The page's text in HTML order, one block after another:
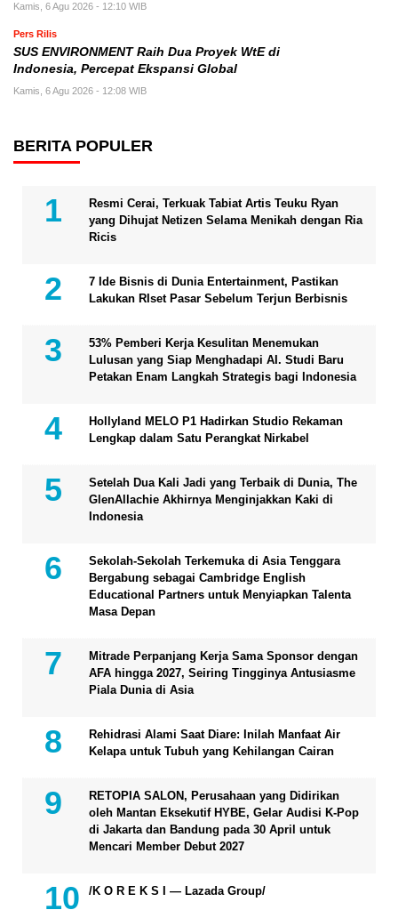
Kamis, 6 Agu 2026 - 12:10 WIB
Pers Rilis
SUS ENVIRONMENT Raih Dua Proyek WtE di
Indonesia, Percepat Ekspansi Global
Kamis, 6 Agu 2026 - 12:08 WIB
BERITA POPULER
Resmi Cerai, Terkuak Tabiat Artis Teuku Ryan
yang Dihujat Netizen Selama Menikah dengan Ria
Ricis
7 Ide Bisnis di Dunia Entertainment, Pastikan
Lakukan RIset Pasar Sebelum Terjun Berbisnis
53% Pemberi Kerja Kesulitan Menemukan
Lulusan yang Siap Menghadapi AI. Studi Baru
Petakan Enam Langkah Strategis bagi Indonesia
Hollyland MELO P1 Hadirkan Studio Rekaman
Lengkap dalam Satu Perangkat Nirkabel
Setelah Dua Kali Jadi yang Terbaik di Dunia, The
GlenAllachie Akhirnya Menginjakkan Kaki di
Indonesia
Sekolah-Sekolah Terkemuka di Asia Tenggara
Bergabung sebagai Cambridge English
Educational Partners untuk Menyiapkan Talenta
Masa Depan
Mitrade Perpanjang Kerja Sama Sponsor dengan
AFA hingga 2027, Seiring Tingginya Antusiasme
Piala Dunia di Asia
Rehidrasi Alami Saat Diare: Inilah Manfaat Air
Kelapa untuk Tubuh yang Kehilangan Cairan
RETOPIA SALON, Perusahaan yang Didirikan
oleh Mantan Eksekutif HYBE, Gelar Audisi K-Pop
di Jakarta dan Bandung pada 30 April untuk
Mencari Member Debut 2027
/K O R E K S I — Lazada Group/